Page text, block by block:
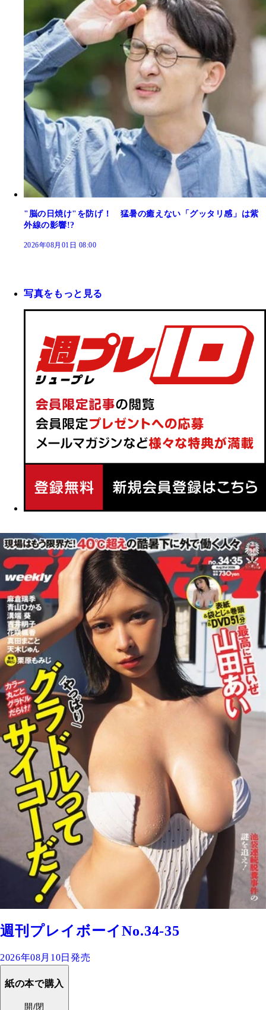
"脳の日焼け"を防げ！ 猛暑の癒えない「グッタリ感」は紫
外線の影響!?
2026年08月01日 08:00
写真をもっと見る
週刊プレイボーイNo.34-35
2026年08月10日発売
紙の本で購入
開/閉